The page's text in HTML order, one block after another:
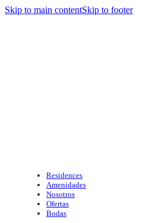
Skip to main contentSkip to footer
Residences
Amenidades
Nosotros
Ofertas
Bodas